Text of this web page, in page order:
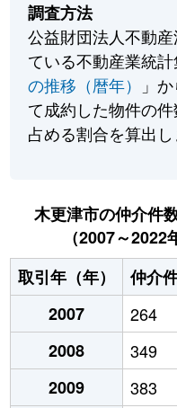
調査方法
公益財団法人不動
ている不動産業統
の推移（暦年）
」
て成約した物件の
占める割合を算出し
木更津市の仲介件
（2007～2022
取引年（年）
仲介
2007
264
2008
349
2009
383